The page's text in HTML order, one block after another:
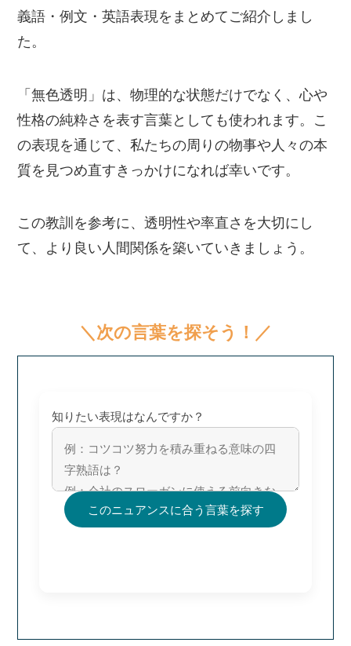
義語・例文・英語表現をまとめてご紹介しまし
た。
「無色透明」は、物理的な状態だけでなく、心や
性格の純粋さを表す言葉としても使われます。こ
の表現を通じて、私たちの周りの物事や人々の本
質を見つめ直すきっかけになれば幸いです。
この教訓を参考に、透明性や率直さを大切にし
て、より良い人間関係を築いていきましょう。
＼次の言葉を探そう！／
知りたい表現はなんですか？
このニュアンスに合う言葉を探す